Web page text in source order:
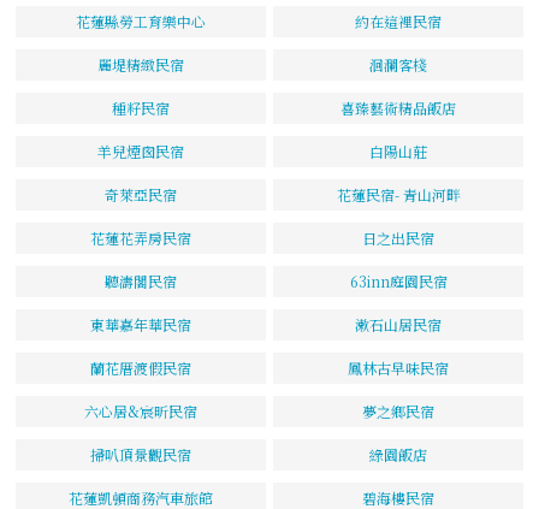
花蓮縣勞工育樂中心 約在這裡民宿
麗堤精緻民宿 洄瀾客棧
種籽民宿 喜臻藝術精品飯店
羊兒煙囪民宿 白陽山莊
奇萊亞民宿 花蓮民宿- 青山河畔
花蓮花弄房民宿 日之出民宿
聽濤閣民宿 63inn庭園民宿
東華嘉年華民宿 漱石山居民宿
蘭花厝渡假民宿 鳳林古早味民宿
六心居&宸昕民宿 夢之鄉民宿
掃叭頂景觀民宿 綠園飯店
花蓮凱頓商務汽車旅館 碧海樓民宿